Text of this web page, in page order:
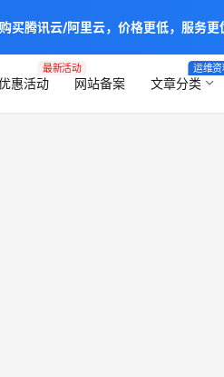
腾讯云/阿里云，价格更低，服务
惠活动
最新活动
网站备案 文章分类
运维资